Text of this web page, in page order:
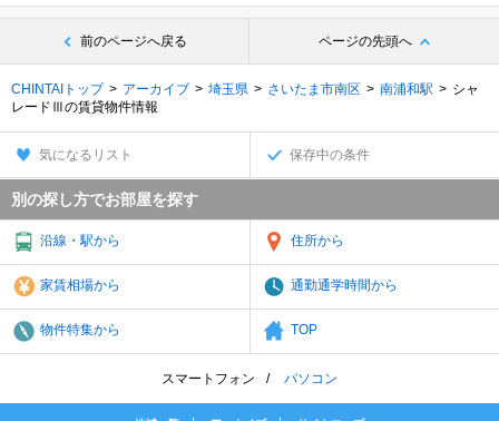
前のページへ戻る ページの先頭へ
CHINTAIトップ アーカイブ 埼玉県 さいたま市南区 南浦和駅
シャ
レードⅢの賃貸物件情報
気になるリスト 保存中の条件
別の探し方でお部屋を探す
沿線・駅から 住所から
家賃相場から 通勤通学時間から
物件特集から TOP
スマートフォン パソコン